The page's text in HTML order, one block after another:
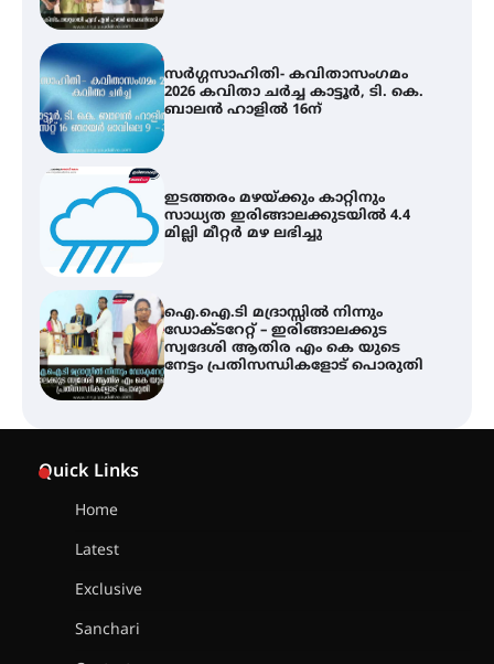
സർഗ്ഗസാഹിതി- കവിതാസംഗമം
2026 കവിതാ ചർച്ച കാട്ടൂർ, ടി. കെ.
ബാലൻ ഹാളിൽ 16ന്
ഇടത്തരം മഴയ്ക്കും കാറ്റിനും
സാധ്യത ഇരിങ്ങാലക്കുടയിൽ 4.4
മില്ലി മീറ്റർ മഴ ലഭിച്ചു
ഐ.ഐ.ടി മദ്രാസ്സിൽ നിന്നും
ഡോക്ടറേറ്റ് – ഇരിങ്ങാലക്കുട
സ്വദേശി ആതിര എം കെ യുടെ
നേട്ടം പ്രതിസന്ധികളോട് പൊരുതി
Quick Links
Home
Latest
Exclusive
Sanchari